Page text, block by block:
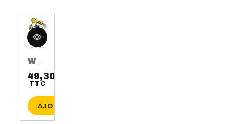
WHISKY AUGUST 17TH 3 ANS 50CL 40%
49,30 €
TTCPrix
AJOUTER AU PANIER